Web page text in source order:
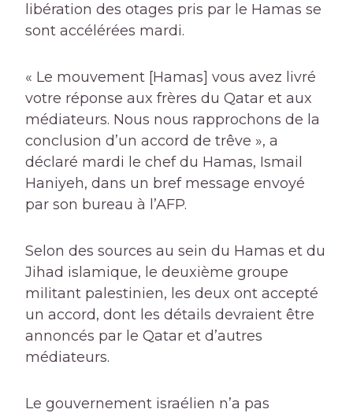
libération des otages pris par le Hamas se
sont accélérées mardi.
« Le mouvement [Hamas] vous avez livré
votre réponse aux frères du Qatar et aux
médiateurs. Nous nous rapprochons de la
conclusion d’un accord de trêve », a
déclaré mardi le chef du Hamas, Ismail
Haniyeh, dans un bref message envoyé
par son bureau à l’AFP.
Selon des sources au sein du Hamas et du
Jihad islamique, le deuxième groupe
militant palestinien, les deux ont accepté
un accord, dont les détails devraient être
annoncés par le Qatar et d’autres
médiateurs.
Le gouvernement israélien n’a pas